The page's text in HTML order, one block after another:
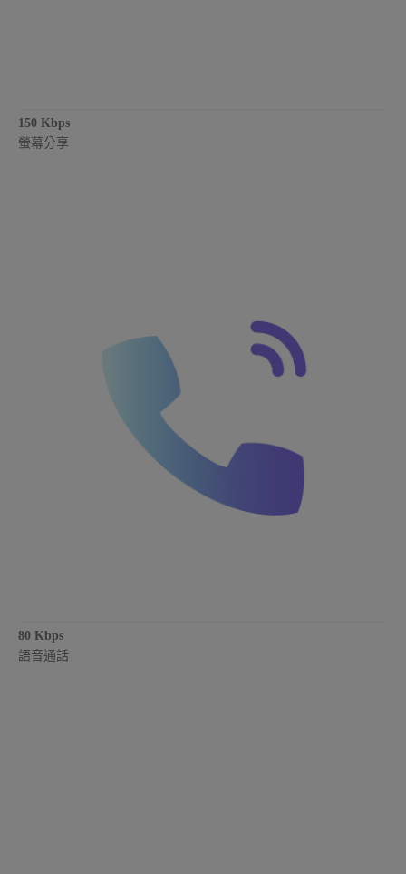
150 Kbps
螢幕分享
80 Kbps
語音通話